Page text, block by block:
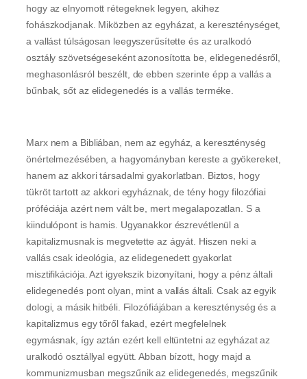
hogy az elnyomott rétegeknek legyen, akihez
fohászkodjanak. Miközben az egyházat, a kereszténységet,
a vallást túlságosan leegyszerűsítette és az uralkodó
osztály szövetségeseként azonosította be, elidegenedésről,
meghasonlásról beszélt, de ebben szerinte épp a vallás a
bűnbak, sőt az elidegenedés is a vallás terméke.
Marx nem a Bibliában, nem az egyház, a kereszténység
önértelmezésében, a hagyományban kereste a gyökereket,
hanem az akkori társadalmi gyakorlatban. Biztos, hogy
tükröt tartott az akkori egyháznak, de tény hogy filozófiai
próféciája azért nem vált be, mert megalapozatlan. S a
kiindulópont is hamis. Ugyanakkor észrevétlenül a
kapitalizmusnak is megvetette az ágyát. Hiszen neki a
vallás csak ideológia, az elidegenedett gyakorlat
misztifikációja. Azt igyekszik bizonyítani, hogy a pénz általi
elidegenedés pont olyan, mint a vallás általi. Csak az egyik
dologi, a másik hitbéli. Filozófiájában a kereszténység és a
kapitalizmus egy tőről fakad, ezért megfelelnek
egymásnak, így aztán ezért kell eltüntetni az egyházat az
uralkodó osztállyal együtt. Abban bízott, hogy majd a
kommunizmusban megszűnik az elidegenedés, megszűnik